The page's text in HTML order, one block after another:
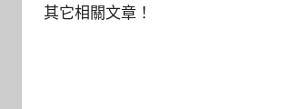
其它相關文章！